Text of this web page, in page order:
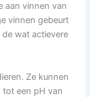
aan vinnen van
vinnen gebeurt
wat actievere
Ze kunnen
tot een pH van